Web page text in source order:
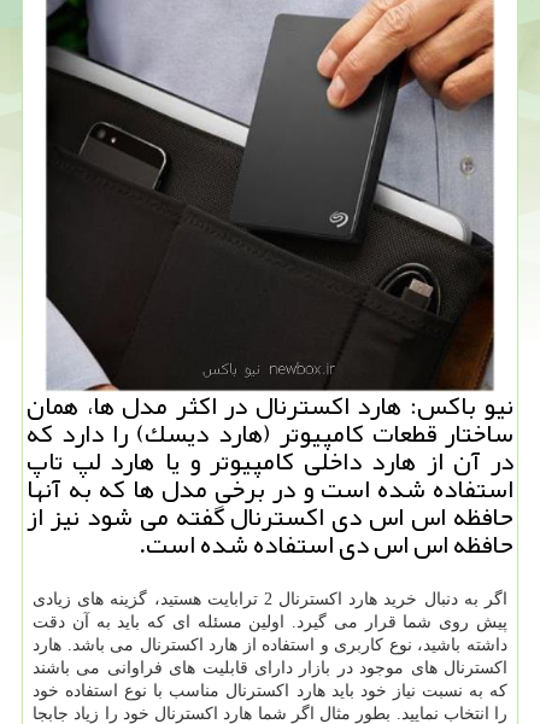
نیو باكس: هارد اكسترنال در اكثر مدل ها، همان
ساختار قطعات كامپیوتر (هارد دیسك) را دارد كه
در آن از هارد داخلی كامپیوتر و یا هارد لپ تاپ
استفاده شده است و در برخی مدل ها كه به آنها
حافظه اس اس دی اكسترنال گفته می شود نیز از
حافظه اس اس دی استفاده شده است.
اگر به دنبال خرید هارد اکسترنال 2 ترابایت هستید، گزینه های زیادی
پیش روی شما قرار می گیرد. اولین مسئله ای که باید به آن دقت
داشته باشید، نوع کاربری و استفاده از هارد اکسترنال می باشد. هارد
اکسترنال های موجود در بازار دارای قابلیت های فراوانی می باشند
که به نسبت نیاز خود باید هارد اکسترنال مناسب با نوع استفاده خود
را انتخاب نمایید. بطور مثال اگر شما هارد اکسترنال خود را زیاد جابجا